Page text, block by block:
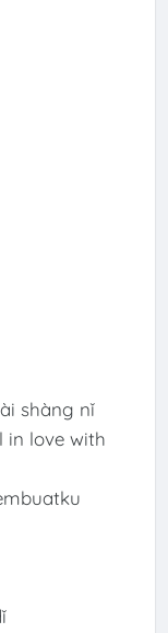
shàng nǐ
in love with